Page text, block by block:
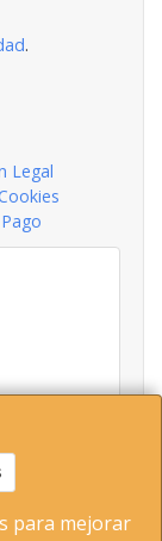
para mejorar
.
Legal